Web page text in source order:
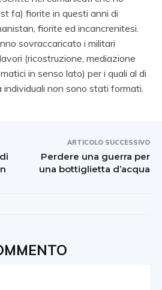
fa) fiorite in questi anni di
fiorite ed incancrenitesi.
sovraccaricato i militari
(ricostruzione, mediazione
in senso lato) per i quali al di
non sono stati formati.
ARTICOLO SUCCESSIVO
Perdere una guerra per
una bottiglietta d’acqua